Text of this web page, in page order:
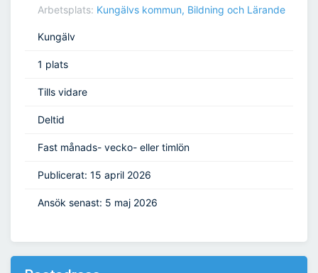
Arbetsplats: Kungälvs kommun, Bildning och Lärande
Kungälv
1 plats
Tills vidare
Deltid
Fast månads- vecko- eller timlön
Publicerat: 15 april 2026
Ansök senast: 5 maj 2026